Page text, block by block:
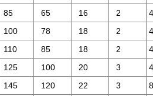
85 65 16 2
100 78 18 2
110 85 18 2
125 100 20 3
145 120 22 3